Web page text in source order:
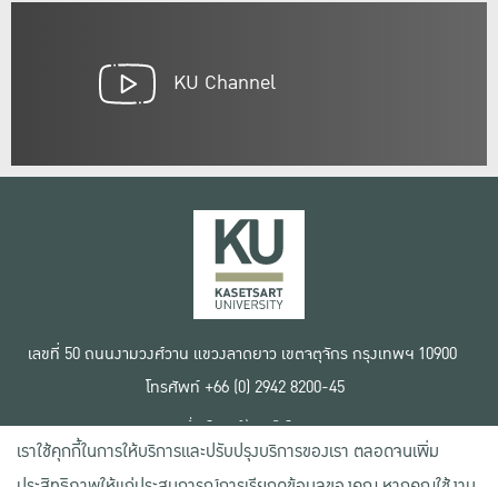
KU Channel
เลขที่ 50 ถนนงามวงศ์วาน แขวงลาดยาว เขตจตุจักร กรุงเทพฯ 10900
โทรศัพท์ +66 (0) 2942 8200-45
เงื่อนไขการใช้งานเว็บไซต์
ข้อตกลงด้านสิทธิ์ใช้งาน
นโยบายความเป็นส่วนตัว
เราใช้คุกกี้ในการให้บริการและปรับปรุงบริการของเรา ตลอดจนเพิ่ม